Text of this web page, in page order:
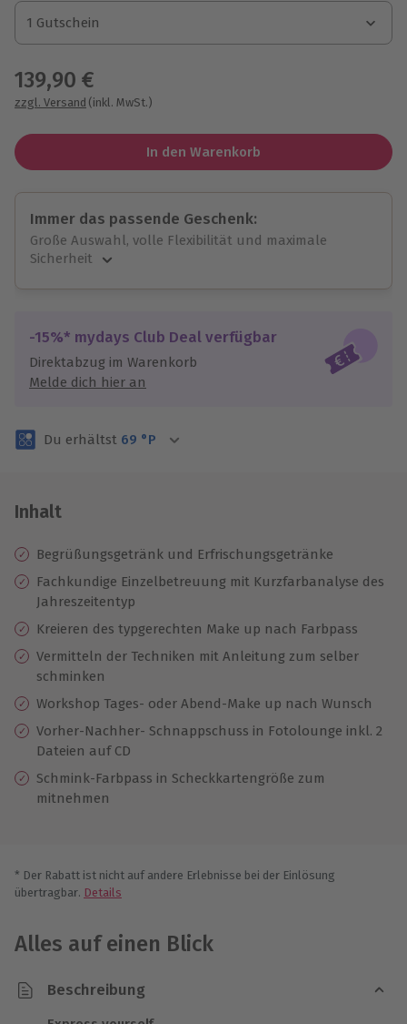
1 Gutschein
1 Gutschein
1 Gutschein
139,90 €
zzgl. Versand (inkl. MwSt.)
In den Warenkorb
Immer das passende Geschenk:
Große Auswahl, volle Flexibilität und maximale
Sicherheit
Jeder Gutschein für alle Erlebnisse einlösbar.
Maximale Sicherheit
3 Jahre gültig & verlängerbar.
-15%* mydays Club Deal verfügbar
Direktabzug im Warenkorb
Melde dich hier an
Du erhältst 69 °P
Inhalt
Begrüßungsgetränk und Erfrischungsgetränke
Fachkundige Einzelbetreuung mit Kurzfarbanalyse des
Jahreszeitentyp
Kreieren des typgerechten Make up nach Farbpass
Vermitteln der Techniken mit Anleitung zum selber
schminken
Workshop Tages- oder Abend-Make up nach Wunsch
Vorher-Nachher- Schnappschuss in Fotolounge inkl. 2
Dateien auf CD
Schmink-Farbpass in Scheckkartengröße zum
mitnehmen
* Der Rabatt ist nicht auf andere Erlebnisse bei der Einlösung
übertragbar. Details
Alles auf einen Blick
Beschreibung